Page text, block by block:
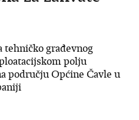
tehničko građevnog
polju
području Općine Čavle u